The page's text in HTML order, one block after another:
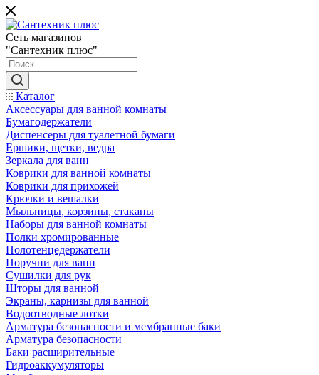
Сеть магазинов
"Сантехник плюс"
Каталог
Аксессуары для ванной комнаты
Бумагодержатели
Диспенсеры для туалетной бумаги
Ершики, щетки, ведра
Зеркала для ванн
Коврики для ванной комнаты
Коврики для прихожей
Крючки и вешалки
Мыльницы, корзины, стаканы
Наборы для ванной комнаты
Полки хромированные
Полотенцедержатели
Поручни для ванн
Сушилки для рук
Шторы для ванной
Экраны, карнизы для ванной
Водоотводные лотки
Арматура безопасности и мембранные баки
Арматура безопасности
Баки расширительные
Гидроаккумуляторы